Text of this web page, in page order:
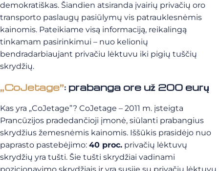
demokratiškas. Šiandien atsiranda įvairių privačių oro
transporto paslaugų pasiūlymų vis patrauklesnėmis
kainomis. Pateikiame visą informaciją, reikalingą
tinkamam pasirinkimui – nuo kelionių
bendradarbiaujant privačiu lėktuvu iki pigių tuščių
skrydžių.
„CoJetage”: prabanga ore už 200 eurų
Kas yra „CoJetage”? CoJetage – 2011 m. įsteigta
Prancūzijos pradedančioji įmonė, siūlanti prabangius
skrydžius žemesnėmis kainomis. Iššūkis prasidėjo nuo
paprasto pastebėjimo: 40 proc. privačių lėktuvų
skrydžių yra tušti. Šie tušti skrydžiai vadinami